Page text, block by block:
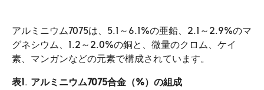
アルミニウム7075は、5.1～6.1%の亜鉛、2.1～2.9%のマ
グネシウム、1.2～2.0%の銅と、微量のクロム、ケイ
素、マンガンなどの元素で構成されています。
表1. アルミニウム7075合金（%）の組成